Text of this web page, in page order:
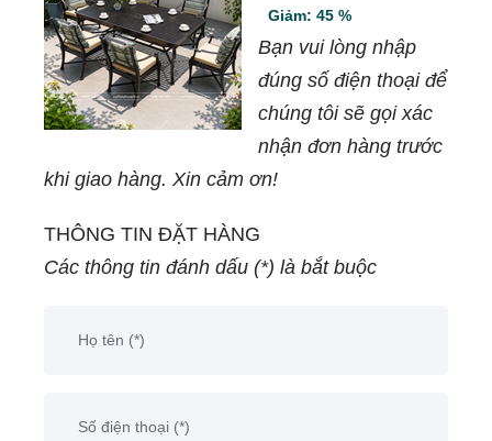
Giảm: 45 %
Bạn vui lòng nhập
đúng số điện thoại để
chúng tôi sẽ gọi xác
nhận đơn hàng trước
khi giao hàng. Xin cảm ơn!
THÔNG TIN ĐẶT HÀNG
Các thông tin đánh dấu (*) là bắt buộc